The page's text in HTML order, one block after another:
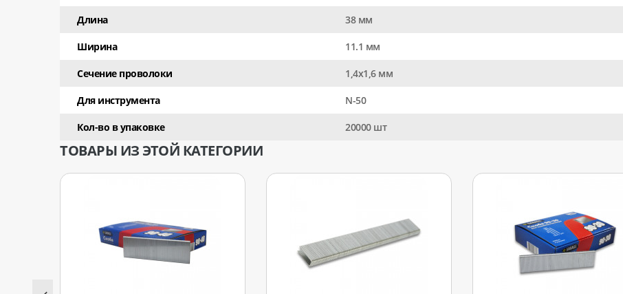
Длина 38 мм
Ширина 11.1 мм
Сечение проволоки 1,4x1,6 мм
Для инструмента N-50
Кол-во в упаковке 20000 шт
ТОВАРЫ ИЗ ЭТОЙ КАТЕГОРИИ